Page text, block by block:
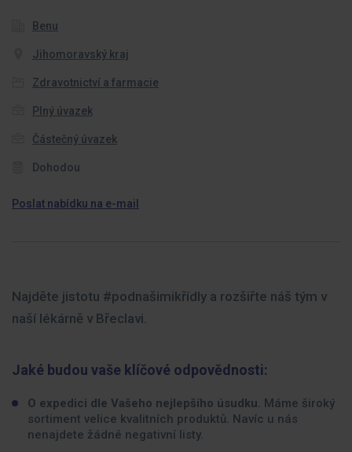
Benu
Jihomoravský kraj
Zdravotnictví a farmacie
Plný úvazek
Částečný úvazek
Dohodou
Poslat nabídku na e-mail
Najděte jistotu #podnašimikřídly a rozšiřte náš tým v
naší lékárně v Břeclavi.
Jaké budou vaše klíčové odpovědnosti:
O expedici dle Vašeho nejlepšího úsudku. Máme široký
sortiment velice kvalitních produktů. Navíc u nás
nenajdete žádné negativní listy.